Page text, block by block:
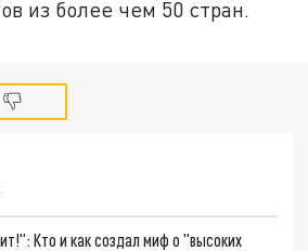
из более чем 50 стран.
Кто и как создал миф о "высоких